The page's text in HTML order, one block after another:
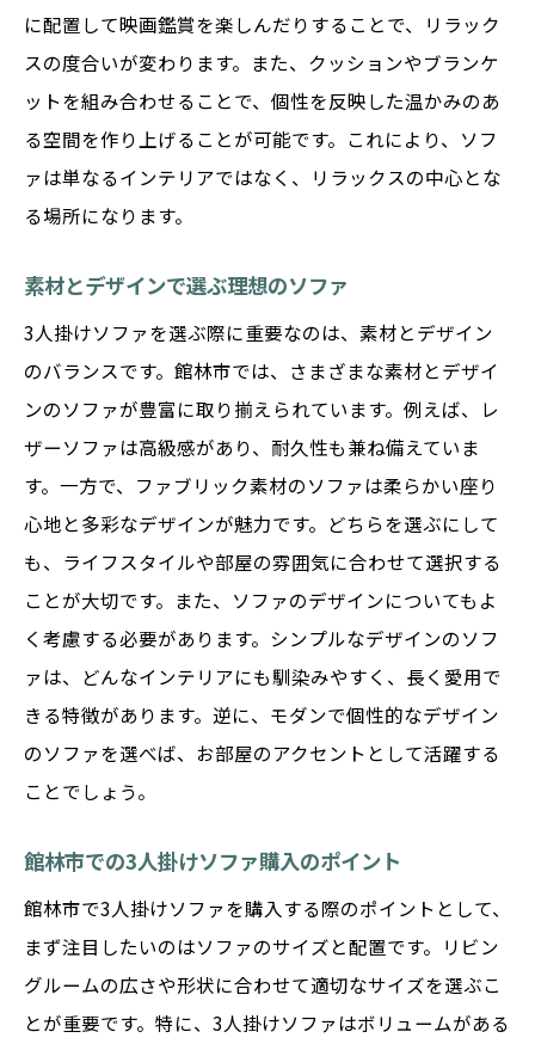
お部屋にピッタリのソファを見つける方法
館林市で叶える理想のインテリアコーディ
ネート
お部屋の雰囲気に合ったソファ選び
館林市のソファ展覧会でインスピレーショ
ンを
魅力
個性溢れる3人掛けソファの数々
多彩なデザインで選ぶ館林市のソファ
個性的なインテリアを演出するソファ選び
館林市のショップで探す理想のソファ
お気に入りのスタイルを見つけるヒント
デザイン性と機能性を兼ね備えた館林市の3人掛
けソファ
機能美を追求したソファの選び方
美しいデザインを持つ実用的なソファ
機能性を重視したソファ選びのポイント
館林市で叶えるデザイン性と機能性の両立
館林市の3人掛けソファでリビングをおしゃれに
演出
に配置して映画鑑賞を楽しんだりすることで、リラック
スの度合いが変わります。また、クッションやブランケ
ットを組み合わせることで、個性を反映した温かみのあ
る空間を作り上げることが可能です。これにより、ソフ
ァは単なるインテリアではなく、リラックスの中心とな
る場所になります。
素材とデザインで選ぶ理想のソファ
3人掛けソファを選ぶ際に重要なのは、素材とデザイン
のバランスです。館林市では、さまざまな素材とデザイ
ンのソファが豊富に取り揃えられています。例えば、レ
ザーソファは高級感があり、耐久性も兼ね備えていま
す。一方で、ファブリック素材のソファは柔らかい座り
心地と多彩なデザインが魅力です。どちらを選ぶにして
も、ライフスタイルや部屋の雰囲気に合わせて選択する
ことが大切です。また、ソファのデザインについてもよ
く考慮する必要があります。シンプルなデザインのソフ
ァは、どんなインテリアにも馴染みやすく、長く愛用で
きる特徴があります。逆に、モダンで個性的なデザイン
のソファを選べば、お部屋のアクセントとして活躍する
ことでしょう。
館林市での3人掛けソファ購入のポイント
館林市で3人掛けソファを購入する際のポイントとして、
まず注目したいのはソファのサイズと配置です。リビン
グルームの広さや形状に合わせて適切なサイズを選ぶこ
とが重要です。特に、3人掛けソファはボリュームがある